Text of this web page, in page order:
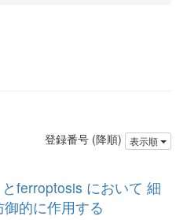
登録番号 (降順) 表示順
ferroptosis において 細
的に作用する